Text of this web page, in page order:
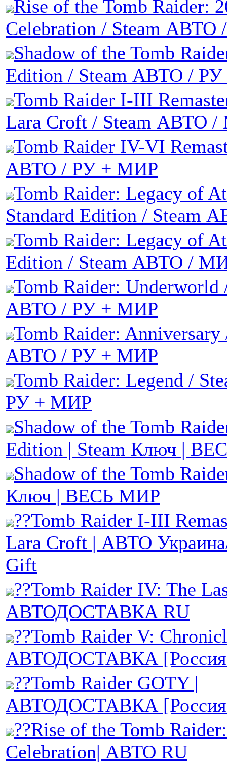
Rise of the Tomb Raider:
Celebration / Steam
Shadow of the Tomb
Edition / Steam АВТО /
Tomb Raider I-III
Lara Croft / Steam АВТО
Tomb Raider IV-VI
АВТО / РУ + МИР
Tomb Raider: Legacy of
Standard Edition / Steam
Tomb Raider: Legacy of
Edition / Steam АВТО /
Tomb Raider: Underworld
АВТО / РУ + МИР
Tomb Raider: Anniversary
АВТО / РУ + МИР
Tomb Raider: Legend /
РУ + МИР
Shadow of the Tomb
Edition | Steam Ключ |
Shadow of the Tomb
Ключ | ВЕСЬ МИР
??Tomb Raider I-III
Lara Croft | АВТО
Gift
??Tomb Raider IV: The
АВТОДОСТАВКА RU
??Tomb Raider V:
АВТОДОСТАВКА
??Tomb Raider GOTY |
АВТОДОСТАВКА [Россия
??Rise of the Tomb
Celebration| АВТО RU